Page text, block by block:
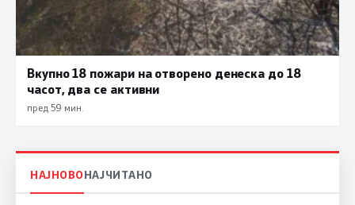
Вкупно 18 пожари на отворено денеска до 18
часот, два се активни
пред 59 мин.
НАЈНОВОНАЈЧИТАНО